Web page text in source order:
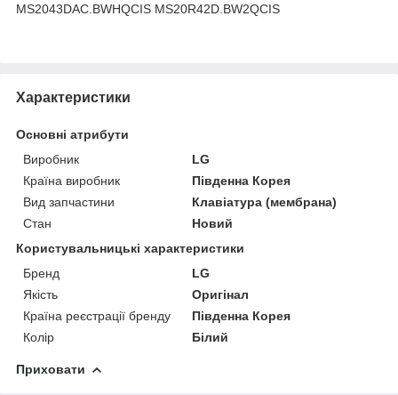
MS2043DAC.BWHQCIS MS20R42D.BW2QCIS
Характеристики
Основні атрибути
Виробник
LG
Країна виробник
Південна Корея
Вид запчастини
Клавіатура (мембрана)
Стан
Новий
Користувальницькі характеристики
Бренд
LG
Якість
Оригінал
Країна реєстрації бренду
Південна Корея
Колір
Білий
Приховати